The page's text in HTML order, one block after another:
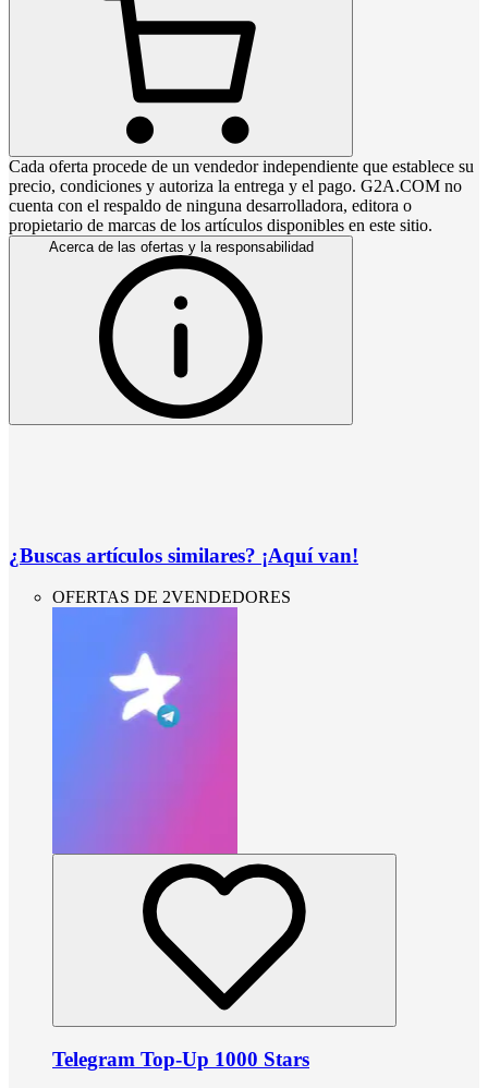
Cada oferta procede de un vendedor independiente que establece su
precio, condiciones y autoriza la entrega y el pago. G2A.COM no
cuenta con el respaldo de ninguna desarrolladora, editora o
propietario de marcas de los artículos disponibles en este sitio.
Acerca de las ofertas y la responsabilidad
¿Buscas artículos similares? ¡Aquí van!
OFERTAS DE 2VENDEDORES
Telegram Top-Up 1000 Stars